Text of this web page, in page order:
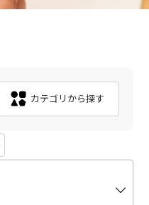
カテゴリから探す